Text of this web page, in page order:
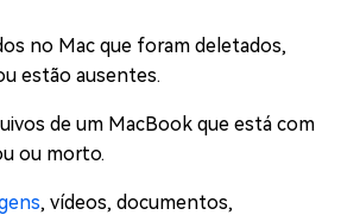
no Mac que foram deletados,
estão ausentes.
de um MacBook que está com
ou morto.
, vídeos, documentos,